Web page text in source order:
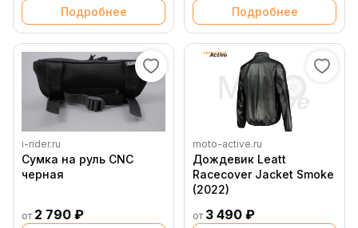
Подробнее Подробнее
i-rider.ru
Сумка на руль CNC
черная
от 2 790 ₽
moto-active.ru
Дождевик Leatt
Racecover Jacket Smoke
(2022)
от 3 490 ₽